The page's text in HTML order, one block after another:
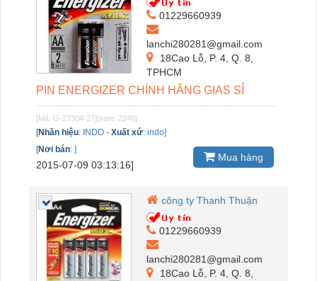
01229660939
lanchi280281@gmail.com
18Cao Lỗ, P. 4, Q. 8,
TPHCM
PIN ENERGIZER CHÍNH HÃNG GIAS SỈ
[Mã: G-27304-27][xem: 2249]
[Nhãn hiệu: INDO - Xuất xứ: indo]
[Nơi bán: ]
2015-07-09 03:13:16]
Mua hàng
công ty Thanh Thuận
01229660939
lanchi280281@gmail.com
18Cao Lỗ, P. 4, Q. 8,